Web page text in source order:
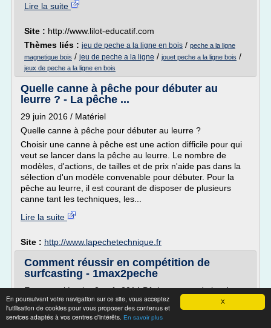
X
En poursuivant votre navigation sur ce site, vous acceptez
l'utilisation de cookies pour vous proposer des contenus et
services adaptés à vos centres d'intérêts. En savoir plus
Lire la suite
Site : http://www.lilot-educatif.com
Thèmes liés : jeu de peche a la ligne en bois / peche a la ligne
magnetique bois / jeu de peche a la ligne / jouet peche a la ligne bois /
jeux de peche a la ligne en bois
Quelle canne à pêche pour débuter au
leurre ? - La pêche ...
29 juin 2016 / Matériel
Quelle canne à pêche pour débuter au leurre ?
Choisir une canne à pêche est une action difficile pour qui
veut se lancer dans la pêche au leurre. Le nombre de
modèles, d'actions, de tailles et de prix n'aide pas dans la
sélection d'un modèle convenable pour débuter. Pour la
pêche au leurre, il est courant de disposer de plusieurs
canne tant les techniques, les...
Lire la suite
Site : http://www.lapechetechnique.fr
Comment réussir en compétition de
surfcasting - 1max2peche
Emmanuel Laubu 2 août 2014 Pêche en mer du bord
J'adore la pêche. Je pêche depuis mon enfance. Mon
grand-père, mon père sont des pêcheurs. Cette passion